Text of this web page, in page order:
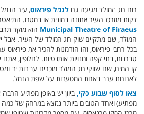
רוח חג המולד מגיעה גם לנמל פיראוס
דקות ממרכז העיר אתונה במונית או במטרו.
Municipal Theatre of Piraeus הוא מוקד
המולד, שם מתקיים שוק חג המולד של העיר. אבל
בכל רחבי פיראוס, זהו הזדמנות להכיר את
טברנות, בתי קפה וחנויות אותנטיות. לחלופין, אתם
קו המים, שם שווקי חג המולד מוכרים עבודות יד
לארוחת ערב באחת המסעדות על שפת הנמל.
צאו לסוף שבוע סקי, ביוון יש באופן מפתיע הרבה
מפתיע) ואחד הטובים ביותר נמצא במרחק של